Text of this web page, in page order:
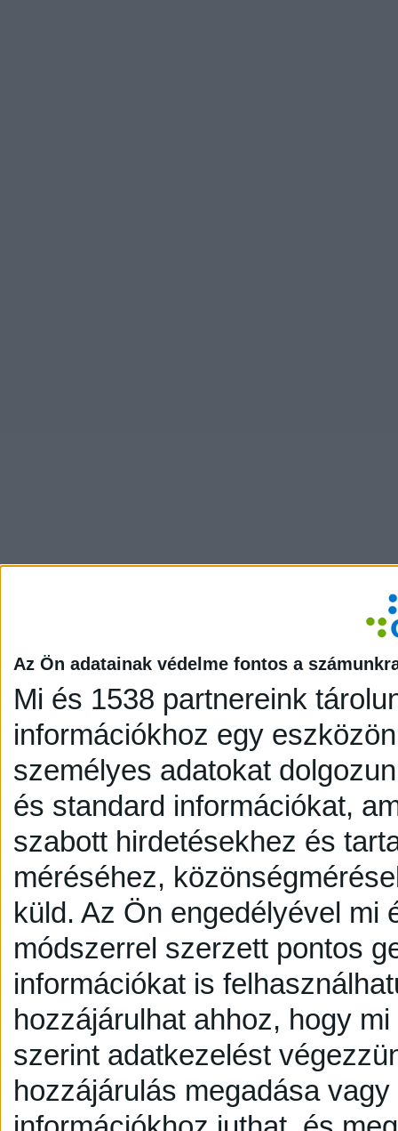
Az Ön adatainak védelme fontos a
Mi és 1538 partnereink
információkhoz egy
személyes adatokat
és standard információkat,
szabott hirdetésekhez és
méréséhez,
küld. Az Ön engedélyével mi
módszerrel szerzett pontos
információkat is
hozzájárulhat ahhoz, hogy
szerint adatkezelést
hozzájárulás megadása